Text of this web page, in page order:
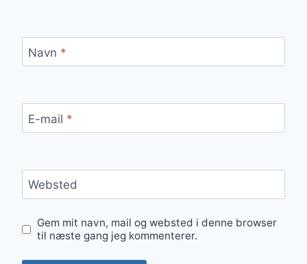
Navn *
E-mail *
Websted
Gem mit navn, mail og websted i denne browser
til næste gang jeg kommenterer.